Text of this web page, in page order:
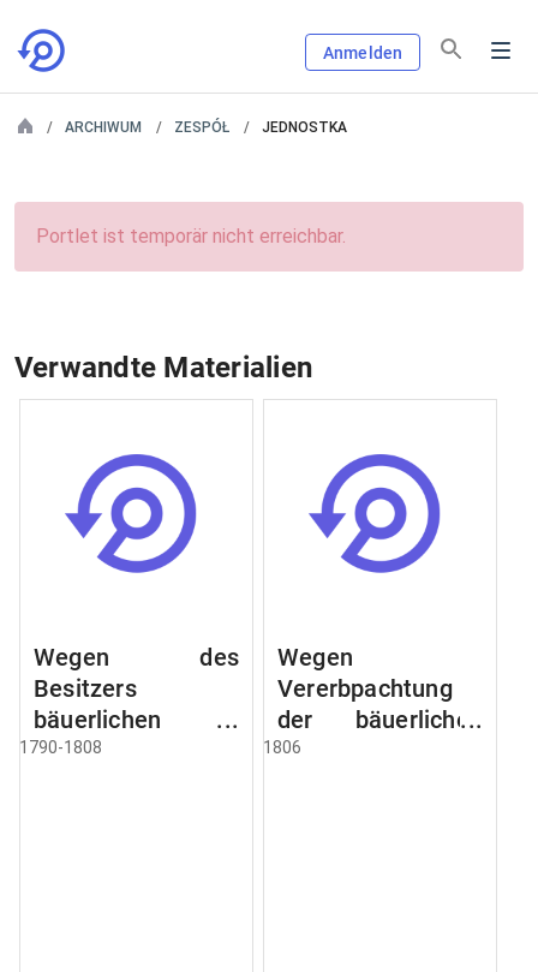
Anmelden
ARCHIWUM ZESPÓŁ JEDNOSTKA
Portlet ist temporär nicht erreichbar.
Verwandte Materialien
Wegen des
Besitzers
bäuerlichen
Grundstücke, den
1790-1808
Wegen
Vererbpachtung
der bäuerlichen
Grundstücke und
1806